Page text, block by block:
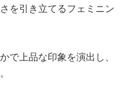
を引き立てるフェミニン
で上品な印象を演出し、